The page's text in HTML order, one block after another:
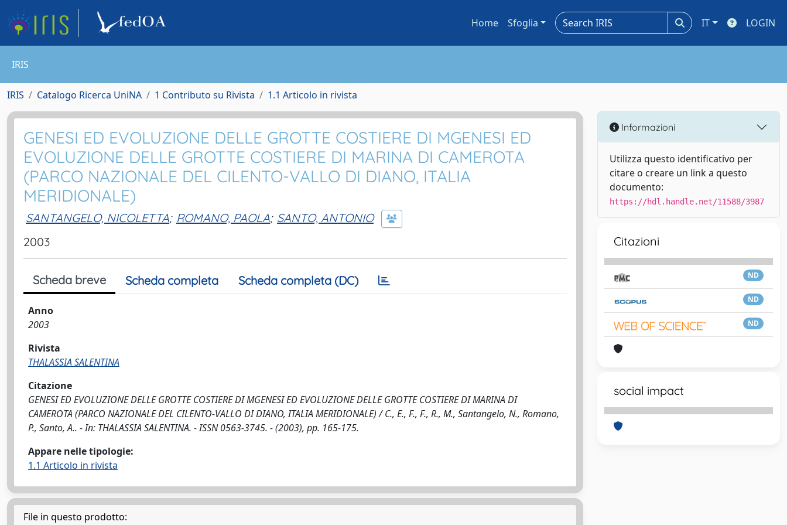
Home Sfoglia IT LOGIN
IRIS
IRIS Catalogo Ricerca UniNA 1 Contributo su Rivista 1.1 Articolo in rivista
GENESI ED EVOLUZIONE DELLE GROTTE COSTIERE DI MGENESI ED
EVOLUZIONE DELLE GROTTE COSTIERE DI MARINA DI CAMEROTA
(PARCO NAZIONALE DEL CILENTO-VALLO DI DIANO, ITALIA
MERIDIONALE)
SANTANGELO, NICOLETTA; ROMANO, PAOLA; SANTO, ANTONIO
2003
Scheda breve Scheda completa Scheda completa (DC)
Anno
2003
Rivista
THALASSIA SALENTINA
Citazione
GENESI ED EVOLUZIONE DELLE GROTTE COSTIERE DI MGENESI ED EVOLUZIONE DELLE GROTTE COSTIERE DI MARINA DI
CAMEROTA (PARCO NAZIONALE DEL CILENTO-VALLO DI DIANO, ITALIA MERIDIONALE) / C., E., F., F., R., M., Santangelo, N., Romano,
P., Santo, A.. - In: THALASSIA SALENTINA. - ISSN 0563-3745. - (2003), pp. 165-175.
Appare nelle tipologie:
1.1 Articolo in rivista
File in questo prodotto:
Informazioni
Utilizza questo identificativo per
citare o creare un link a questo
documento:
https://hdl.handle.net/11588/3987
Citazioni
ND
ND
ND
social impact